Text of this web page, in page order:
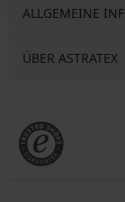
ALLGEMEINE
ÜBER ASTRATEX